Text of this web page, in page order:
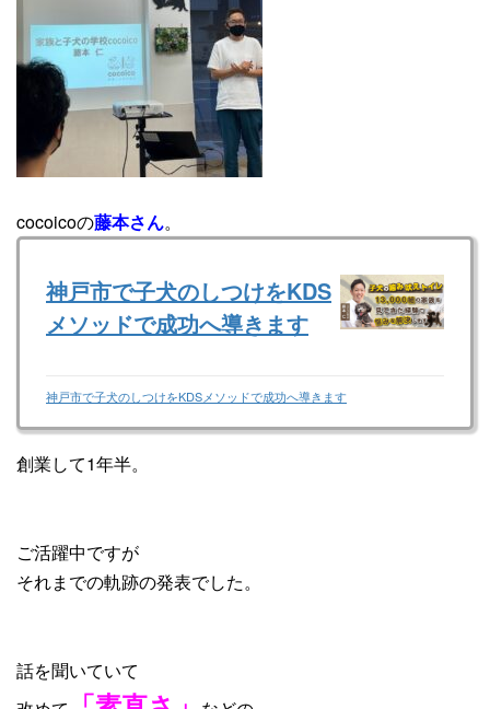
cocoicoの藤本さん。
神戸市で子犬のしつけをKDS
メソッドで成功へ導きます
神戸市で子犬のしつけをKDSメソッドで成功へ導きます
創業して1年半。
ご活躍中ですが
それまでの軌跡の発表でした。
話を聞いていて